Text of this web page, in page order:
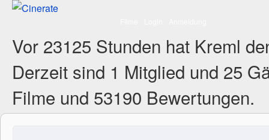
Vor 23125 Stunden hat Kreml
Derzeit sind 1 Mitglied und 25
Filme und 53190 Bewertungen.